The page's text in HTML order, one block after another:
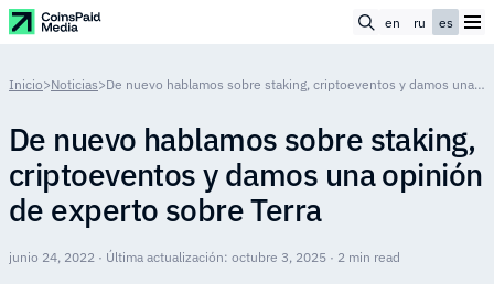
en ru es
Inicio>Noticias> De nuevo hablamos sobre staking, criptoeventos y damos una opinión de experto sobre Terra
De nuevo hablamos sobre staking,
criptoeventos y damos una opinión
de experto sobre Terra
junio 24, 2022 · Última actualización: octubre 3, 2025 · 2 min read